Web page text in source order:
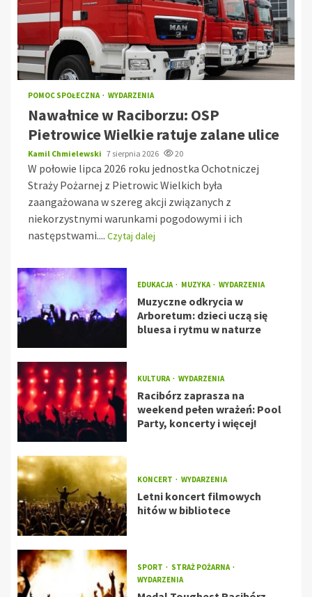
POMOC SPOŁECZNA WYDARZENIA
Nawałnice w Raciborzu: OSP
Pietrowice Wielkie ratuje zalane ulice
Kamil Chmielewski 7 sierpnia 2026 20
W połowie lipca 2026 roku jednostka Ochotniczej
Straży Pożarnej z Pietrowic Wielkich była
zaangażowana w szereg akcji związanych z
niekorzystnymi warunkami pogodowymi i ich
następstwami.... Czytaj dalej
EDUKACJA MUZYKA WYDARZENIA
Muzyczne odkrycia w
Arboretum: dzieci uczą się
bluesa i rytmu w naturze
KULTURA WYDARZENIA
Racibórz zaprasza na
weekend pełen wrażeń: Pool
Party, koncerty i więcej!
KONCERT WYDARZENIA
Letni koncert filmowych
hitów w bibliotece
SPORT
STRAŻ POŻARNA
WYDARZENIA